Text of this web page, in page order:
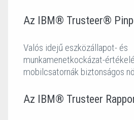
Az IBM® Trusteer®
Valós idejű eszközállapot- és
munkamenetkockázat-
mobilcsatornák biztonságos
Az IBM® Trusteer